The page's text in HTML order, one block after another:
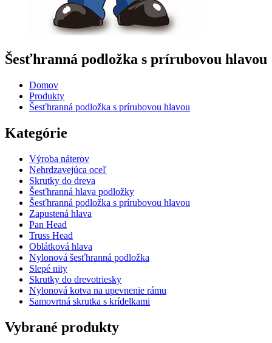
Šesťhranná podložka s prírubovou hlavou
Domov
Produkty
Šesťhranná podložka s prírubovou hlavou
Kategórie
Výroba náterov
Nehrdzavejúca oceľ
Skrutky do dreva
Šesťhranná hlava podložky
Šesťhranná podložka s prírubovou hlavou
Zapustená hlava
Pan Head
Truss Head
Oblátková hlava
Nylonová šesťhranná podložka
Slepé nity
Skrutky do drevotriesky
Nylonová kotva na upevnenie rámu
Samovrtná skrutka s krídelkami
Vybrané produkty